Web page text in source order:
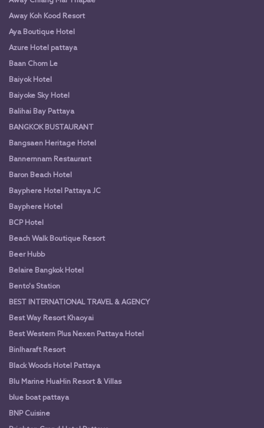
Away Koh Kood Resort
Aya Boutique Hotel
Azure Hotel pattaya
Baan Chom Le
Baiyok Hotel
Baiyoke Sky Hotel
Balihai Bay Pattaya
BANGKOK BUSTAURANT
Bangsaen Heritage Hotel
Bannernnam Restaurant
Baron Beach Hotel
Bayphere Hotel Pattaya JC
Bayphere Hotel
BCP Hotel
Beach Walk Boutique Resort
Beer Hubb
Belaire Bangkok Hotel
Bento's Station
BEST INTERNATIONAL TRAVEL & AGENCY
Best Way Resort Khaoyai
Best Western Plus Nexen Pattaya Hotel
Binlharaft Resort
Black Woods Hotel Pattaya
Blu Marine HuaHin Resort & Villas
blue boat pattaya
BNP Cuisine